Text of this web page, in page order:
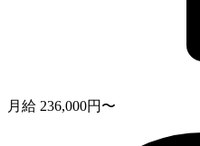
月給 236,000円〜